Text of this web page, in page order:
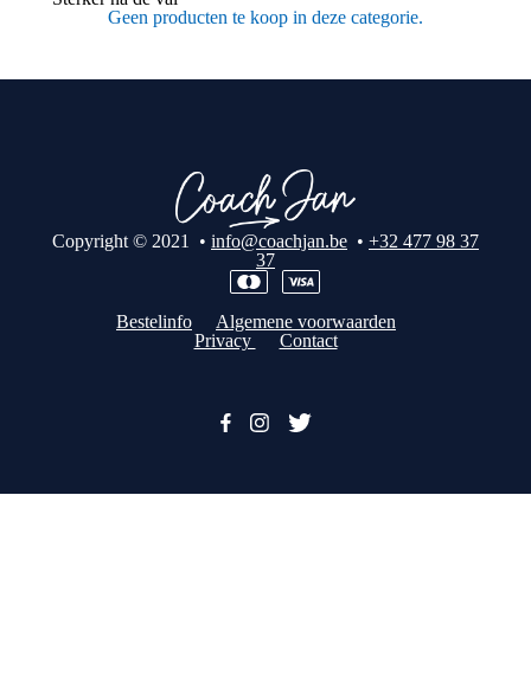
Geen producten te koop in deze categorie.
Copyright © 2021 • info@coachjan.be • +32 477 98 37
37
Bestelinfo
Algemene voorwaarden
Privacy
Contact